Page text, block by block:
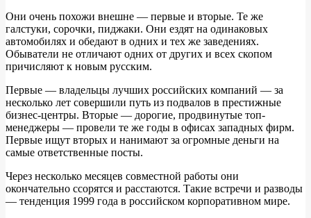
Они очень похожи внешне — первые и вторые. Те же
галстуки, сорочки, пиджаки. Они ездят на одинаковых
автомобилях и обедают в одних и тех же заведениях.
Обыватели не отличают одних от других и всех скопом
причисляют к новым русским.
Первые — владельцы лучших российских компаний — за
несколько лет совершили путь из подвалов в престижные
бизнес-центры. Вторые — дорогие, продвинутые топ-
менеджеры — провели те же годы в офисах западных фирм.
Первые ищут вторых и нанимают за огромные деньги на
самые ответственные посты.
Через несколько месяцев совместной работы они
окончательно ссорятся и расстаются. Такие встречи и разводы
— тенденция 1999 года в российском корпоративном мире.